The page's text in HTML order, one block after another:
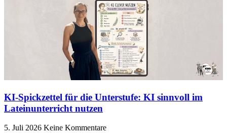
KI-Spickzettel für die Unterstufe: KI sinnvoll im
Lateinunterricht nutzen
5. Juli 2026 Keine Kommentare